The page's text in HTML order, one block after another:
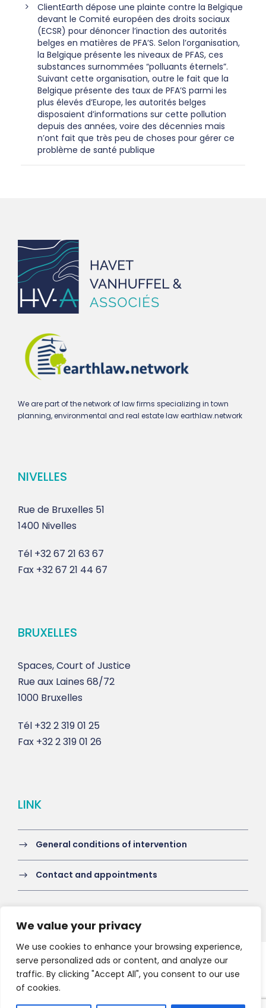
We value your privacy
We use cookies to enhance your browsing experience,
serve personalized ads or content, and analyze our
traffic. By clicking "Accept All", you consent to our use
of cookies.
ClientEarth dépose une plainte contre la Belgique
devant le Comité européen des droits sociaux
(ECSR) pour dénoncer l’inaction des autorités
belges en matières de PFA’S. Selon l’organisation,
la Belgique présente les niveaux de PFAS, ces
substances surnommées “polluants éternels”.
Suivant cette organisation, outre le fait que la
Belgique présente des taux de PFA’S parmi les
plus élevés d’Europe, les autorités belges
disposaient d’informations sur cette pollution
depuis des années, voire des décennies mais
n’ont fait que très peu de choses pour gérer ce
problème de santé publique
We are part of the network of law firms specializing in town
planning, environmental and real estate law earthlaw.network
NIVELLES
Rue de Bruxelles 51
1400 Nivelles
Tél +32 67 21 63 67
Fax +32 67 21 44 67
BRUXELLES
Spaces, Court of Justice
Rue aux Laines 68/72
1000 Bruxelles
Tél +32 2 319 01 25
Fax +32 2 319 01 26
LINK
General conditions of intervention
Contact and appointments
Copyright 2021 HV-A, All Right Reserved